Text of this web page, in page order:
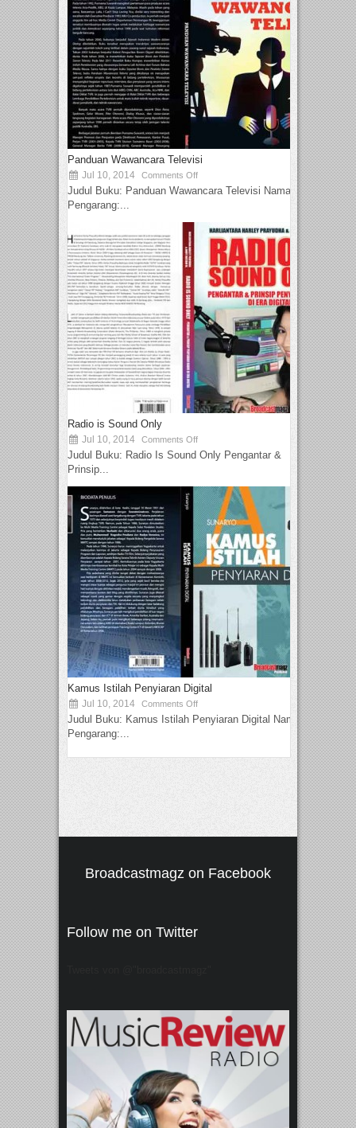
Panduan Wawancara Televisi
Jul 10, 2014 Comments Off
Judul Buku: Panduan Wawancara Televisi Nama
Pengarang:...
Radio is Sound Only
Jul 10, 2014 Comments Off
Judul Buku: Radio Is Sound Only Pengantar &
Prinsip...
Kamus Istilah Penyiaran Digital
Jul 10, 2014 Comments Off
Judul Buku: Kamus Istilah Penyiaran Digital Nama
Pengarang:...
Broadcastmagz on Facebook
Follow me on Twitter